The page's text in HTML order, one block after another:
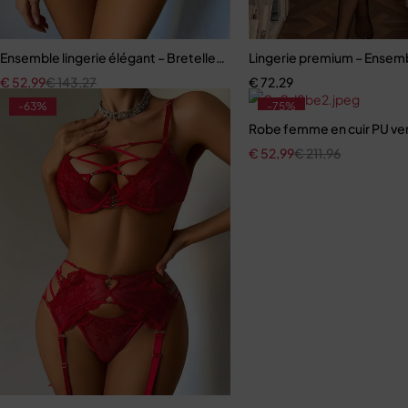
Ensemble lingerie élégant – Bretelles réglables et dentelle raffinée
€143,27
€ 52,99
Lingerie premium –
€72,29
-63% -75%
Robe femme en cuir PU
€211,96
€ 52,99